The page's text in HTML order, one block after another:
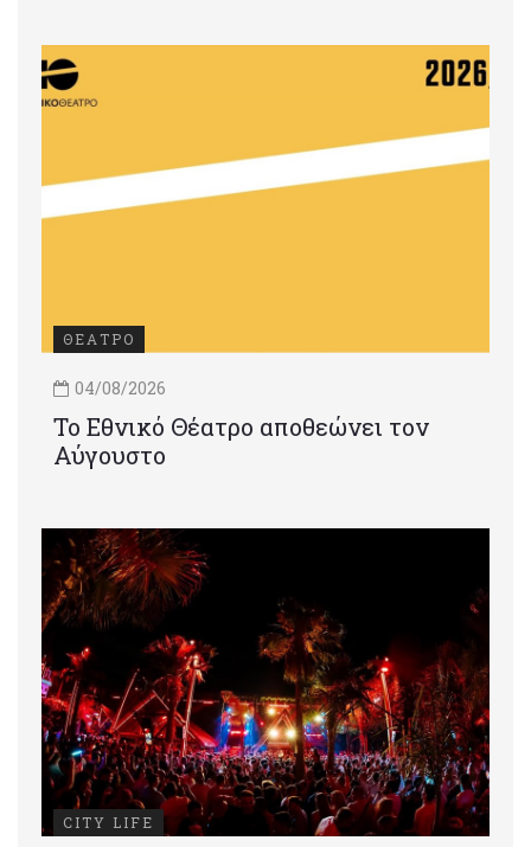
ΘΕΑΤΡΟ
04/08/2026
Το Εθνικό Θέατρο αποθεώνει τον
Αύγουστο
CITY LIFE